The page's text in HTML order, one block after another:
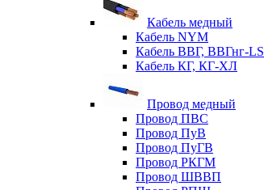
Кабель медный
Кабель NYM
Кабель ВВГ, ВВГнг-LS
Кабель КГ, КГ-ХЛ
Провод медный
Провод ПВС
Провод ПуВ
Провод ПуГВ
Провод РКГМ
Провод ШВВП